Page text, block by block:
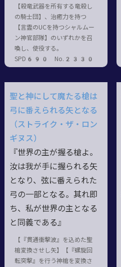
【殺竜武器を所有する竜殺し
の騎士団】、治癒力を持つ
【言霊のUCを持つシャルムー
ン神官部隊】のいずれかを召
喚し、使役する。
SPD690 No.2330
聖と神にして魔たる槍は
弓に番えられる矢となる
（ストライク・ザ・ロン
ギヌス）
『世界の主が握る槍よ。
汝は我が手に握られる矢
となり、弦に番えられた
弓の一部となる。其れ即
ち、私が世界の主となる
と同義である』
【『貫通衝撃波』を込めた聖
槍変換させし矢】【『螺旋回
転突撃』を行う神槍を変換さ